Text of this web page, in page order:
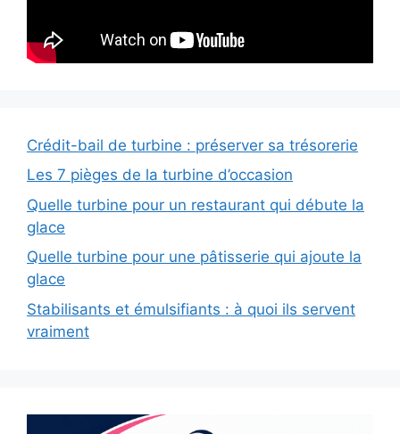
Crédit-bail de turbine : préserver sa trésorerie
Les 7 pièges de la turbine d’occasion
Quelle turbine pour un restaurant qui débute la
glace
Quelle turbine pour une pâtisserie qui ajoute la
glace
Stabilisants et émulsifiants : à quoi ils servent
vraiment